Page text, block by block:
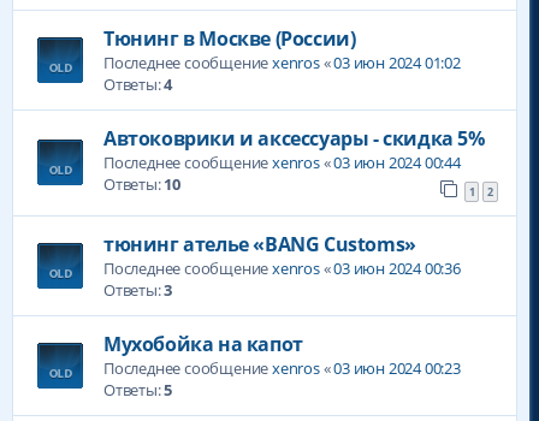
Тюнинг в Москве (России)
Последнее сообщениеxenros«03 июн 2024 01:02
Ответы:4
Автоковрики и аксессуары - скидка 5%
Последнее сообщениеxenros«03 июн 2024 00:44
Ответы:10 1 2
тюнинг ателье «BANG Customs»
Последнее сообщениеxenros«03 июн 2024 00:36
Ответы:3
Мухобойка на капот
Последнее сообщениеxenros«03 июн 2024 00:23
Ответы:5